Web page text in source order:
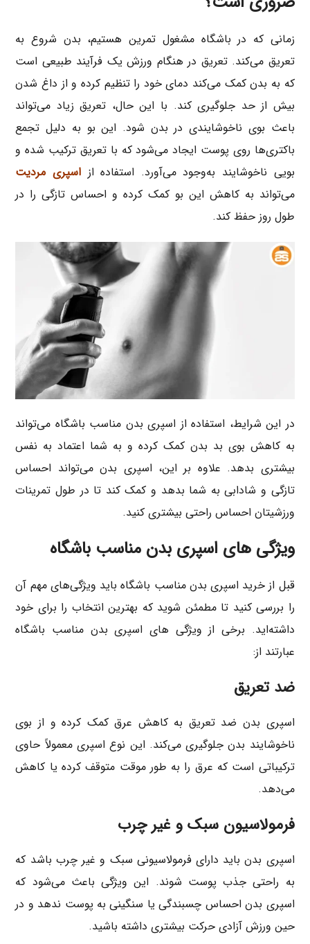
زمانی که در باشگاه مشغول تمرین هستیم، بدن شروع به
تعریق می‌کند. تعریق در هنگام ورزش یک فرآیند طبیعی است
که به بدن کمک می‌کند دمای خود را تنظیم کرده و از داغ شدن
بیش از حد جلوگیری کند. با این حال، تعریق زیاد می‌تواند
باعث بوی ناخوشایندی در بدن شود. این بو به دلیل تجمع
باکتری‌ها روی پوست ایجاد می‌شود که با تعریق ترکیب شده و
بویی ناخوشایند به‌وجود می‌آورد. استفاده از اسپری مردیت
می‌تواند به کاهش این بو کمک کرده و احساس تازگی را در
طول روز حفظ کند.
در این شرایط، استفاده از اسپری بدن مناسب باشگاه می‌تواند
به کاهش بوی بد بدن کمک کرده و به شما اعتماد به نفس
بیشتری بدهد. علاوه بر این، اسپری بدن می‌تواند احساس
تازگی و شادابی به شما بدهد و کمک کند تا در طول تمرینات
ورزشیتان احساس راحتی بیشتری کنید.
ویژگی های اسپری بدن مناسب باشگاه
قبل از خرید اسپری بدن مناسب باشگاه باید ویژگی‌های مهم آن
را بررسی کنید تا مطمئن شوید که بهترین انتخاب را برای خود
داشته‌اید. برخی از ویژگی های اسپری بدن مناسب باشگاه
عبارتند از:
ضد تعریق
اسپری بدن ضد تعریق به کاهش عرق کمک کرده و از بوی
ناخوشایند بدن جلوگیری می‌کند. این نوع اسپری معمولاً حاوی
ترکیباتی است که عرق را به طور موقت متوقف کرده یا کاهش
می‌دهد.
فرمولاسیون سبک و غیر چرب
اسپری بدن باید دارای فرمولاسیونی سبک و غیر چرب باشد که
به راحتی جذب پوست شوند. این ویژگی باعث می‌شود که
اسپری بدن احساس چسبندگی یا سنگینی به پوست ندهد و در
حین ورزش آزادی حرکت بیشتری داشته باشید.